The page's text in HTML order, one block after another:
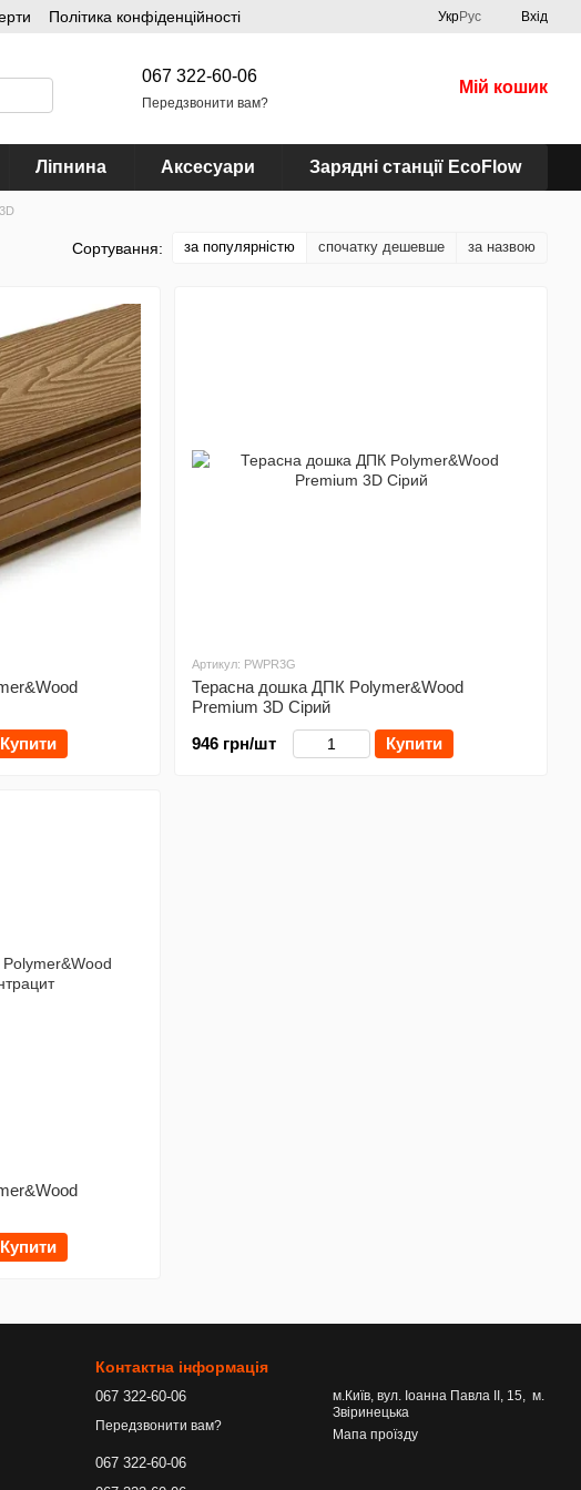
Політика конфіденційності УкрРус Вхід
067 322-60-06
Передзвонити вам?
Мій кошик
Ліпнина Аксесуари Зарядні станції EcoFlow
Сортування: за популярністю спочатку дешевше за назвою
Купити
Артикул: PWPR3G
Терасна дошка ДПК Polymer&Wood
Premium 3D Сірий
946 грн/шт
Купити
Купити
Контактна інформація
067 322-60-06
Передзвонити вам?
067 322-60-06
м.Київ, вул. Іоанна Павла ІІ, 15, м.
Звіринецька
Мапа проїзду